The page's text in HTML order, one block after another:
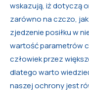
wskazują, iż dotyczą
zarówno na czczo, jak
zjedzenie posiłku w
wartość parametrów
człowiek przez
dlatego warto
naszej ochrony jest